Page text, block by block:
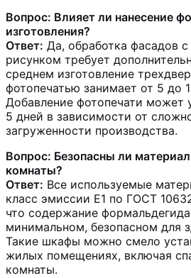
Вопрос: Влияет ли нанесение
изготовления?
Ответ: Да, обработка фасадов
рисунком требует
среднем изготовление
фотопечатью занимает от 5 до
Добавление фотопечати может
5 дней в зависимости от
загруженности производства.
Вопрос: Безопасны ли
комнаты?
Ответ: Все используемые
класс эмиссии Е1 по ГОСТ
что содержание
минимальном, безопасном для
Такие шкафы можно смело
жилых помещениях, включая
комнаты.